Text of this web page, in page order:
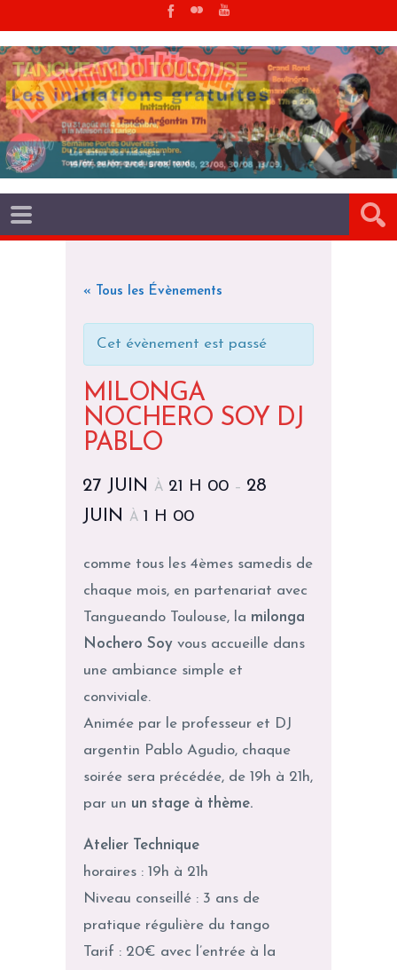
« Tous les Évènements
Cet évènement est passé
MILONGA
NOCHERO SOY DJ
PABLO
27 JUIN À 21 H 00 – 28
JUIN
À 1 H 00
comme tous les 4èmes samedis de
chaque mois, en partenariat avec
Tangueando Toulouse, la milonga
Nochero Soy vous accueille dans
une ambiance simple et
conviviale.
Animée par le professeur et DJ
argentin Pablo Agudio, chaque
soirée sera précédée, de 19h à 21h,
par un un stage à thème.
Atelier Technique
horaires : 19h à 21h
Niveau conseillé : 3 ans de
pratique régulière du tango
Tarif : 20€ avec l’entrée à la